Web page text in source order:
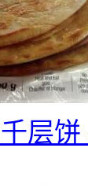
层饼